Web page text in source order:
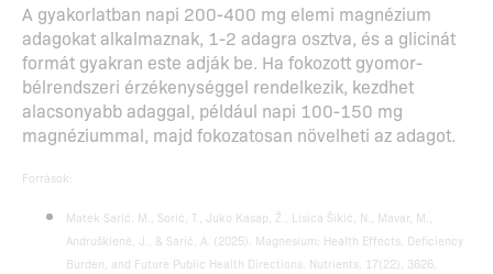
A gyakorlatban napi 200-400 mg elemi magnézium
adagokat alkalmaznak, 1-2 adagra osztva, és a glicinát
formát gyakran este adják be. Ha fokozott gyomor-
bélrendszeri érzékenységgel rendelkezik, kezdhet
alacsonyabb adaggal, például napi 100-150 mg
magnéziummal, majd fokozatosan növelheti az adagot.
Források:
Matek Sarić, M., Sorić, T., Juko Kasap, Ž., Lisica Šikić, N., Mavar, M.,
Andruškienė, J., & Sarić, A. (2025). Magnesium: Health Effects, Deficiency
Burden, and Future Public Health Directions. Nutrients, 17(22), 3626.